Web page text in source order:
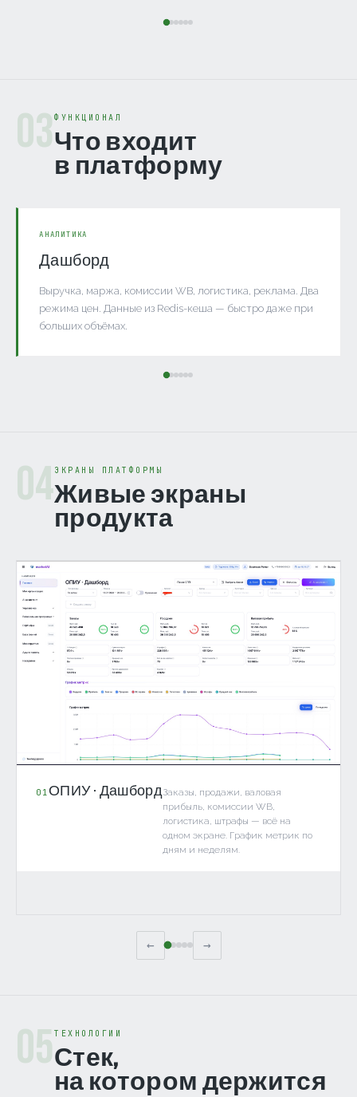
03 ФУНКЦИОНАЛ
Что входит
в платформу
АНАЛИТИКА
Дашборд
Выручка, маржа, комиссии WB, логистика, реклама. Два
режима цен. Данные из Redis-кеша — быстро даже при
больших объёмах.
04ЭКРАНЫ ПЛАТФОРМЫ
Живые экраны
продукта
01 ОПИУ · ДашбордЗаказы, продажи, валовая
прибыль, комиссии WB,
логистика, штрафы — всё на
одном экране. График метрик по
дням и неделям.
← →
05 ТЕХНОЛОГИИ
Стек,
на котором держится